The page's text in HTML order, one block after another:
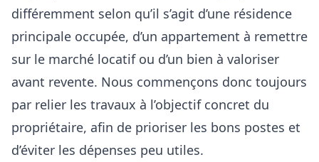
différemment selon qu’il s’agit d’une résidence
principale occupée, d’un appartement à remettre
sur le marché locatif ou d’un bien à valoriser
avant revente. Nous commençons donc toujours
par relier les travaux à l’objectif concret du
propriétaire, afin de prioriser les bons postes et
d’éviter les dépenses peu utiles.